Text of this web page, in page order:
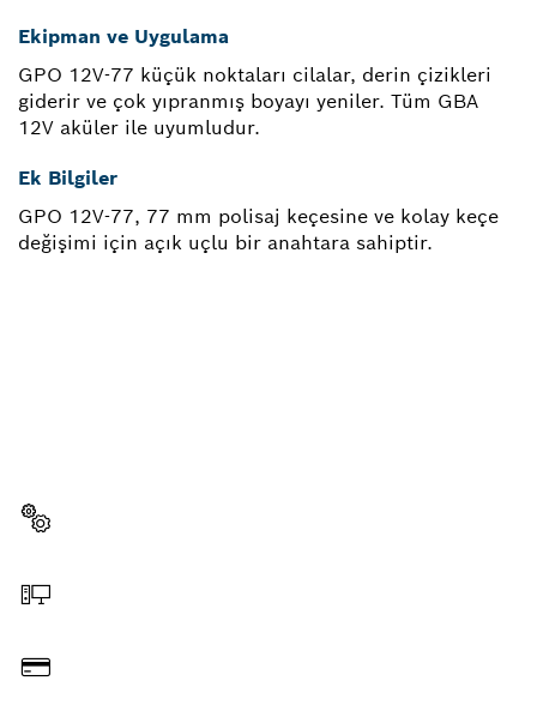
Ekipman ve Uygulama
GPO 12V-77 küçük noktaları cilalar, derin çizikleri
giderir ve çok yıpranmış boyayı yeniler. Tüm GBA
12V aküler ile uyumludur.
Ek Bilgiler
GPO 12V-77, 77 mm polisaj keçesine ve kolay keçe
değişimi için açık uçlu bir anahtara sahiptir.